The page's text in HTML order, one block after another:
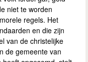
niet te worden
regels. Het
en die zijn
van de christelijke
de gemeente van